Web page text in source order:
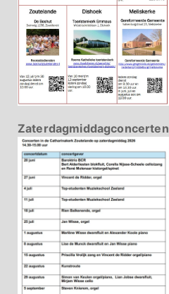
Zaterdagmiddagconcerten